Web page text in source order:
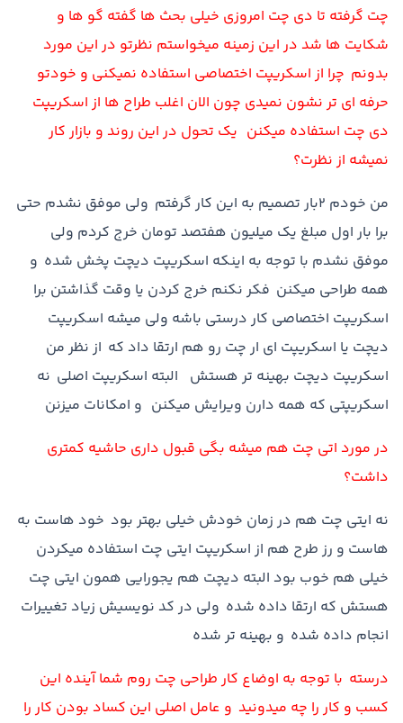
چت گرفته تا دي چت امروزي خيلي بحث ها گفته گو ها و
شکايت ها شد در اين زمينه ميخواستم نظرتو در اين مورد
بدونم چرا از اسکريپت اختصاصي استفاده نميکني و خودتو
حرفه اي تر نشون نميدي چون الان اغلب طراح ها از اسکريپت
دي چت استفاده ميکنن يک تحول در اين روند و بازار کار
نميشه از نظرت؟
من خودم 2بار تصمیم به این کار گرفتم ولی موفق نشدم حتي
برا بار اول مبلغ يک ميليون هفتصد تومان خرج کردم ولي
موفق نشدم با توجه به اينکه اسکريپت ديچت پخش شده و
همه طراحي ميکنن فکر نکنم خرج کردن يا وقت گذاشتن برا
اسکريپت اختصاصي کار درستي باشه ولي ميشه اسکريپت
ديچت يا اسکريپت اي ار چت رو هم ارتقا داد که از نظر من
اسکريپت ديچت بهينه تر هستش البته اسکريپت اصلي نه
اسکريپتي که همه دارن ويرايش ميکنن و امکانات ميزنن
در مورد اتي چت هم ميشه بگي قبول داري حاشيه کمتري
داشت؟
نه ايتي چت هم در زمان خودش خيلي بهتر بود خود هاست به
هاست و رز طرح هم از اسکريپت ايتي چت استفاده ميکردن
خيلي هم خوب بود البته ديچت هم يجورايي همون ايتي چت
هستش که ارتقا داده شده ولي در کد نويسيش زياد تغييرات
انجام داده شده و بهينه تر شده
درسته با توجه به اوضاع کار طراحي چت روم شما آينده اين
کسب و کار را چه ميدونيد و عامل اصلي اين کساد بودن کار را